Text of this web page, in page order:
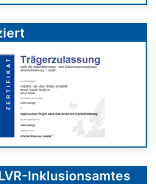
Inklusionsamtes